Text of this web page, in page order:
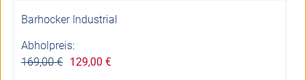
Barhocker Industrial
Abholpreis:
169,00 € 129,00 €